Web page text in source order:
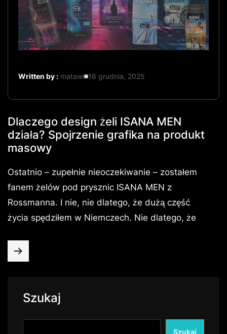
Written by : matawi 16 grudnia, 2025
Dlaczego design żeli ISANA MEN
działa? Spojrzenie grafika na produkt
masowy
Ostatnio – zupełnie nieoczekiwanie – zostałem
fanem żelów pod prysznic ISANA MEN z
Rossmanna. I nie, nie dlatego, że dużą część
życia spędziłem w Niemczech. Nie dlatego, że
Szukaj
Szukaj